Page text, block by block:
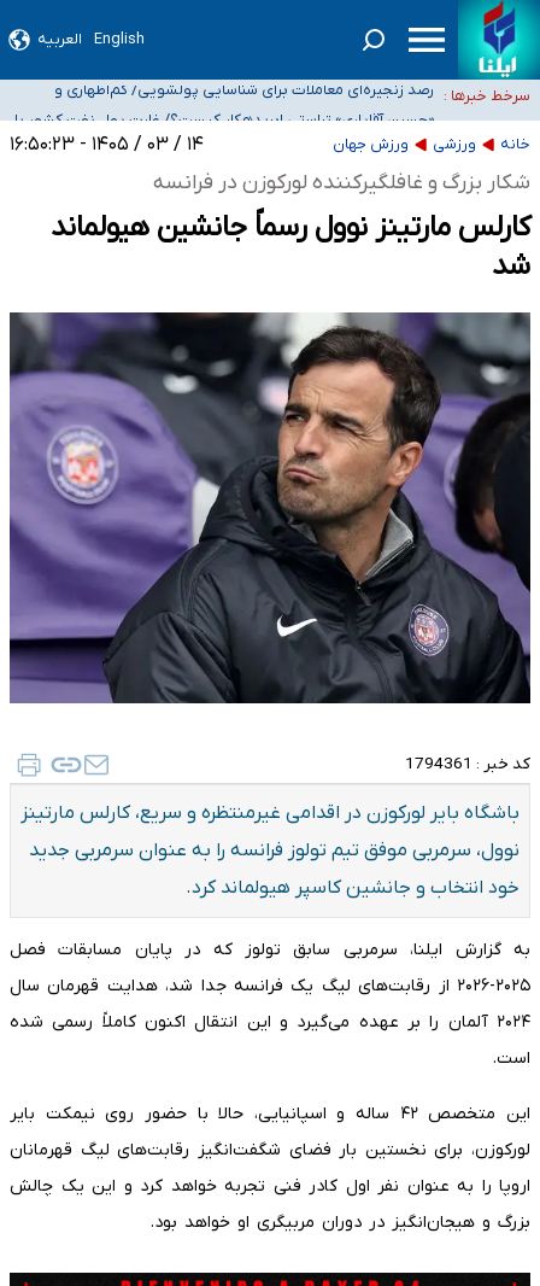
English العربیه
سرخط خبرها :
شیب آسیب‌های اجتماعی در کشور افزایشی است
بیش‌اظهاری زیر ذره‌بین مالیاتی«حسین آقایاری» تراستی ابربدهکار کیست؟/ غارت پول نفت کشور با
پاسپورت ایرانی- افغانستانی
آسیب‌های جنگ، صدور گواهینامه موتورسواری زنان را به تأخیر انداخت
پیمانکاری/ مصوبه دولت انتظار مجلس و نیروهای شرکتی را تأمین نکرد
خانه ورزشی ورزش جهان ۱۴ / ۰۳ / ۱۴۰۵ - ۱۶:۵۰:۲۳
شکار بزرگ و غافلگیرکننده لورکوزن در فرانسه
کارلس مارتینز نوول رسماً جانشین هیولماند
شد
کد خبر : 1794361
باشگاه بایر لورکوزن در اقدامی غیرمنتظره و سریع، کارلس مارتینز
نوول، سرمربی موفق تیم تولوز فرانسه را به عنوان سرمربی جدید
خود انتخاب و جانشین کاسپر هیولماند کرد.
به گزارش ایلنا، سرمربی سابق تولوز که در پایان مسابقات فصل
۲۰۲۵-۲۰۲۶ از رقابت‌های لیگ یک فرانسه جدا شد، هدایت قهرمان سال
۲۰۲۴ آلمان را بر عهده می‌گیرد و این انتقال اکنون کاملاً رسمی شده
است.
این متخصص ۴۲ ساله و اسپانیایی، حالا با حضور روی نیمکت بایر
لورکوزن، برای نخستین بار فضای شگفت‌انگیز رقابت‌های لیگ قهرمانان
اروپا را به عنوان نفر اول کادر فنی تجربه خواهد کرد و این یک چالش
بزرگ و هیجان‌انگیز در دوران مربیگری او خواهد بود.